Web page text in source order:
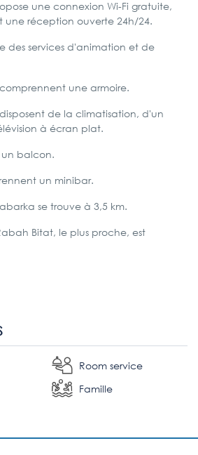
une connexion Wi-Fi gratuite,
une réception ouverte 24h/24.
des services d'animation et de
une armoire.
de la climatisation, d'un
à écran plat.
un balcon.
un minibar.
se trouve à 3,5 km.
Bitat, le plus proche, est
Room service
Famille